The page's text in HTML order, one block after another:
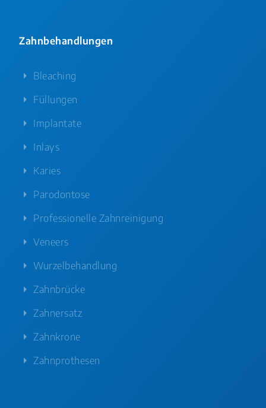
Zahnbehandlungen
Bleaching
Füllungen
Implantate
Inlays
Karies
Parodontose
Professionelle Zahnreinigung
Veneers
Wurzelbehandlung
Zahnbrücke
Zahnersatz
Zahnkrone
Zahnprothesen